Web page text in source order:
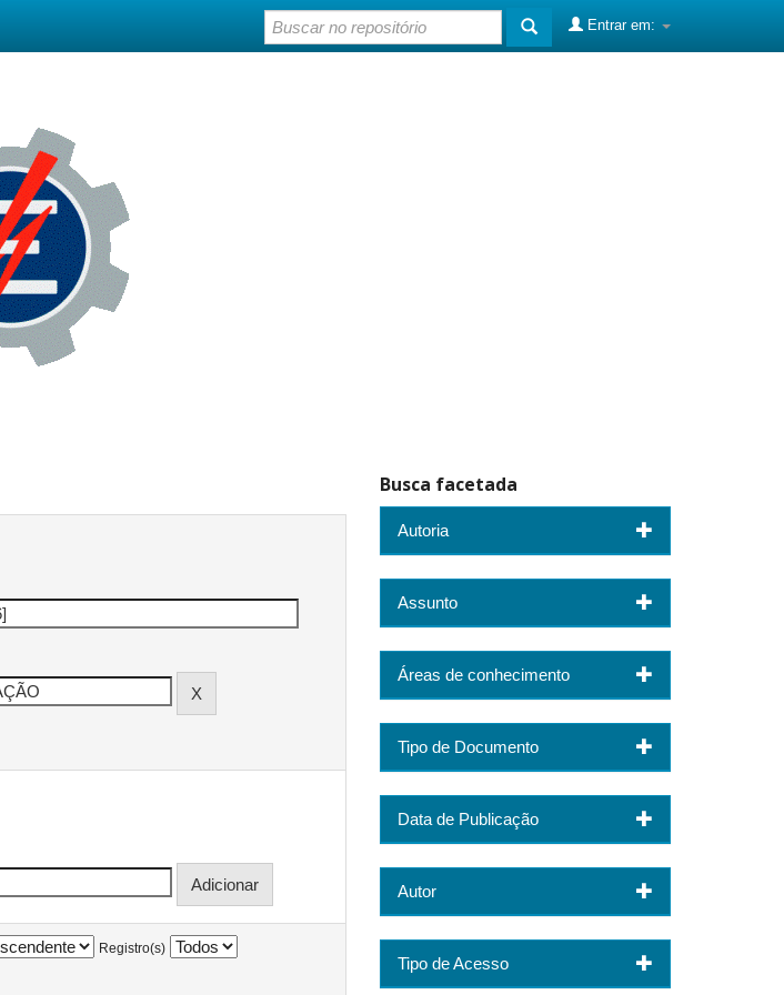
Entrar em:
Registro(s)
Busca facetada
Autoria
Assunto
Áreas de conhecimento
Tipo de Documento
Data de Publicação
Autor
Tipo de Acesso